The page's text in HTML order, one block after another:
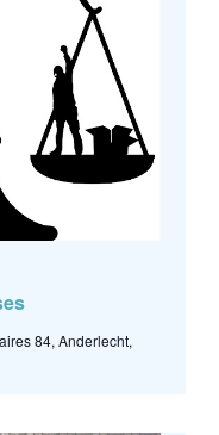
84, Anderlecht,